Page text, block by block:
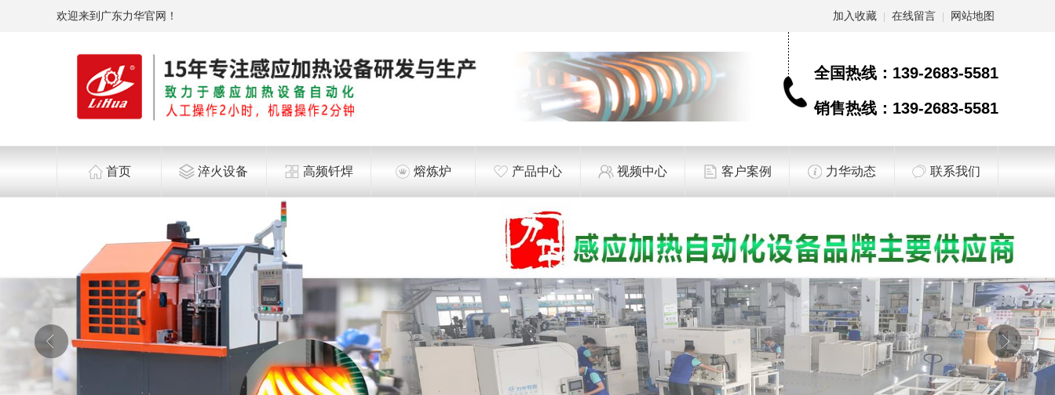
欢迎来到广东力华官网！ 加入收藏 在线留言 网站地图
全国热线： 139-2683-5581
销售热线： 139-2683-5581
首页 淬火设备 高频钎焊 熔炼炉 产品中心 视频中心 客户案例 力华动态 联系我们